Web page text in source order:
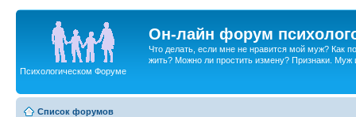
Он-лайн форум
Что делать, если мне не нравится мой муж? Как
жить? Можно ли простить измену? Признаки. Муж
Психологическом Форуме
Список форумов